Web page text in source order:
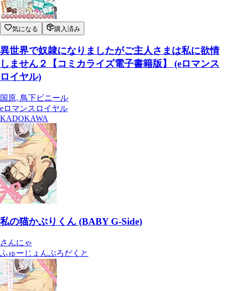
気になる 購入済み
異世界で奴隷になりましたがご主人さまは私に欲情
しません２【コミカライズ電子書籍版】 (eロマンス
ロイヤル)
国原, 鳥下ビニール
eロマンスロイヤル
KADOKAWA
私の猫かぶりくん (BABY G-Side)
さんにゃ
ふゅーじょんぷろだくと